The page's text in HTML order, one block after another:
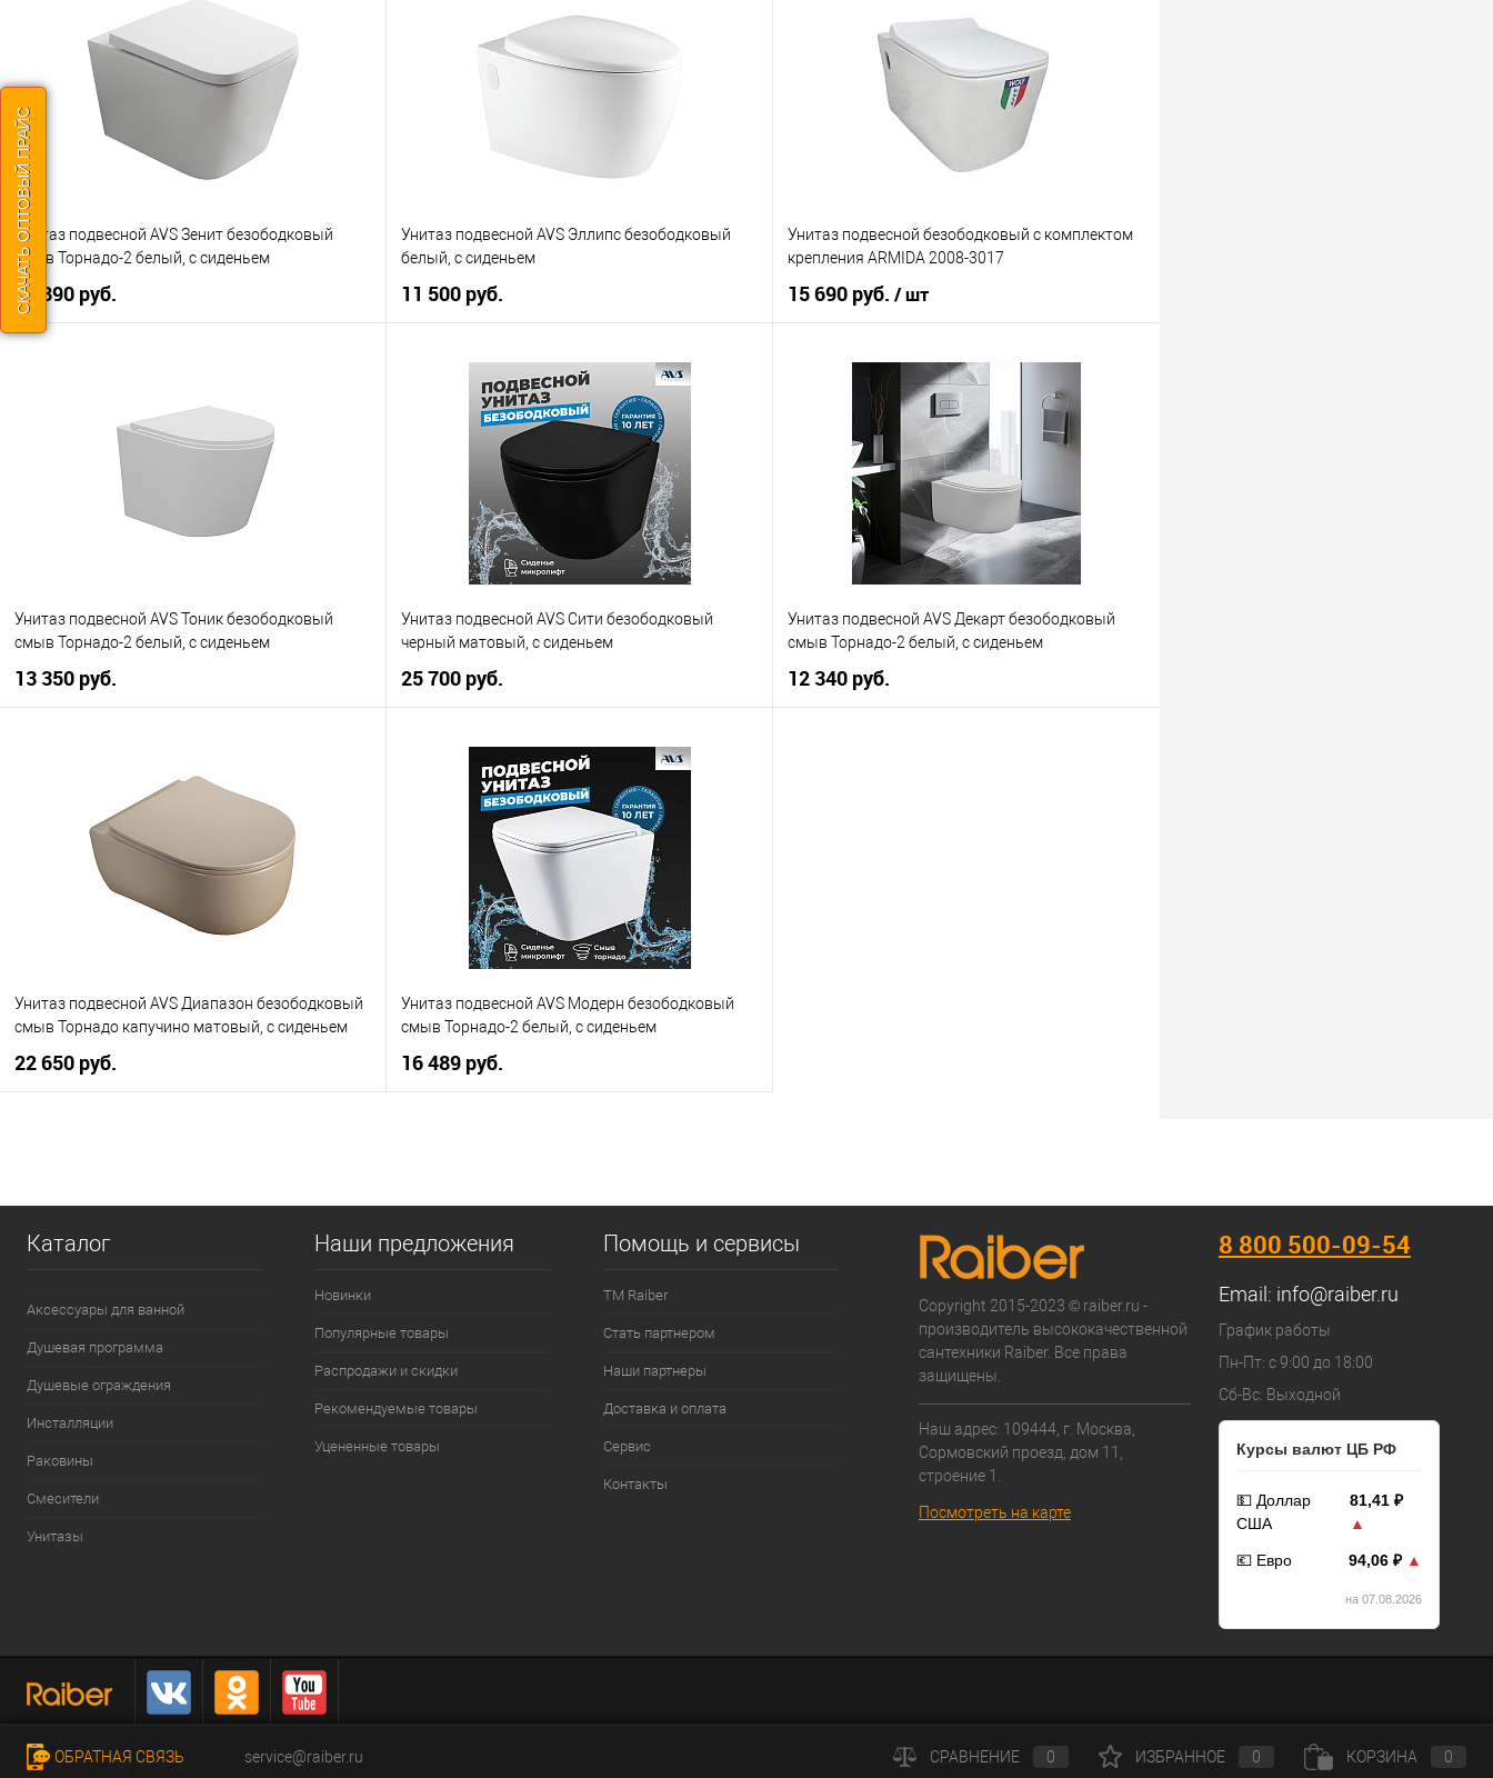
Унитаз подвесной AVS Зенит безободковый
смыв Торнадо-2 белый, с сиденьем
10 890 руб.
К сравнению
В наличии
Унитаз подвесной AVS Эллипс безободковый
белый, с сиденьем
11 500 руб.
Купить в 1 клик
К сравнению
В избранное
В наличии
Унитаз подвесной безободковый с комплектом
крепления ARMIDA 2008-3017
15 690 руб. / шт
В корзину
Купить в 1 клик
К сравнению
В избранное
Под заказ
Унитаз подвесной AVS Тоник безободковый
смыв Торнадо-2 белый, с сиденьем
13 350 руб.
Купить в 1 клик
К сравнению
В избранное
В наличии
Унитаз подвесной AVS Сити безободковый
черный матовый, с сиденьем
25 700 руб.
Купить в 1 клик
К сравнению
В избранное
В наличии
Унитаз подвесной AVS Декарт безободковый
смыв Торнадо-2 белый, с сиденьем
12 340 руб.
Унитаз подвесной AVS Диапазон безободковый
смыв Торнадо капучино матовый, с сиденьем
22 650 руб.
Унитаз подвесной AVS Модерн безободковый
смыв Торнадо-2 белый, с сиденьем
16 489 руб.
Каталог
Аксессуары для ванной
Душевая программа
Душевые ограждения
Инсталляции
Раковины
Смесители
Унитазы
Наши предложения
Новинки
Популярные товары
Распродажи и скидки
Рекомендуемые товары
Уцененные товары
Помощь и сервисы
ТМ Raiber
Стать партнером
Наши партнеры
Доставка и оплата
Сервис
Контакты
Copyright 2015-2023 © raiber.ru -
производитель высококачественной
сантехники Raiber. Все права
защищены.
Наш адрес: 109444, г. Москва,
Cормовский проезд, дом 11,
строение 1.
Посмотреть на карте
8 800 500-09-54
Email: info@raiber.ru
График работы
Пн-Пт: с 9:00 до 18:00
Сб-Вс: Выходной
Курсы валют ЦБ РФ
💵 Доллар
США
81,41 ₽
▲
💶 Евро 94,06 ₽ ▲
на 07.08.2026
СКАЧАТЬ ОПТОВЫЙ ПРАЙС
ОБРАТНАЯ СВЯЗЬ service@raiber.ru СРАВНЕНИЕ 0 ИЗБРАННОЕ 0 КОРЗИНА 0